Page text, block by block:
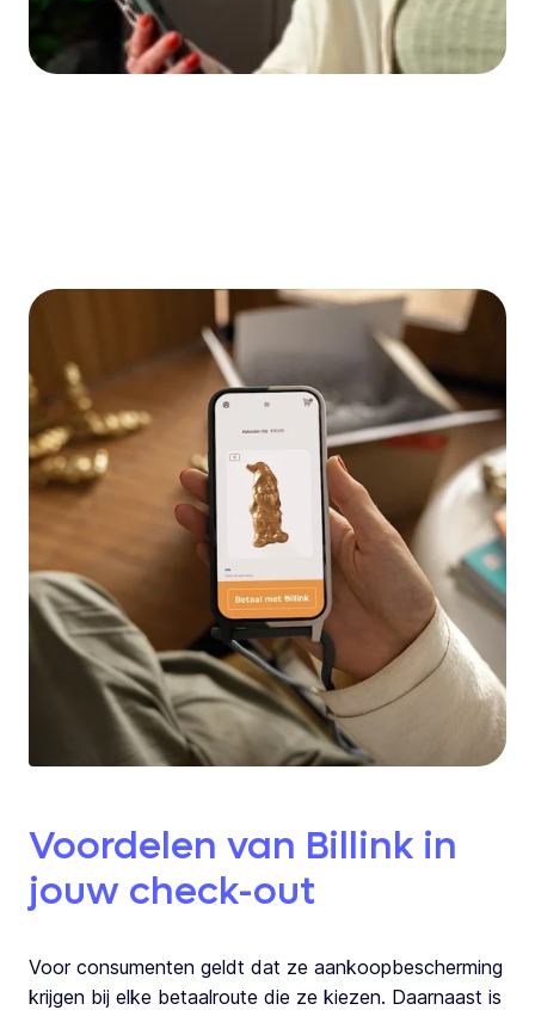
Voordelen van Billink in
jouw check-out
Voor consumenten geldt dat ze aankoopbescherming
krijgen bij elke betaalroute die ze kiezen. Daarnaast is